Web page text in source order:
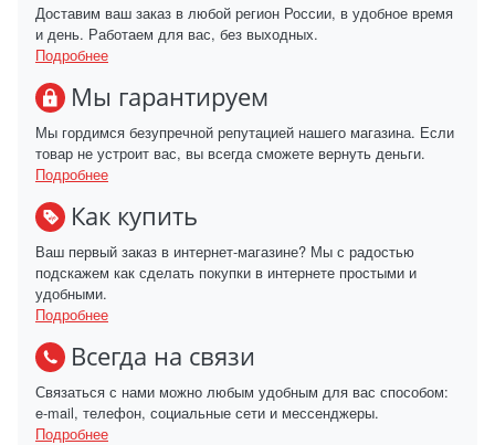
Доставим ваш заказ в любой регион России, в удобное время
и день. Работаем для вас, без выходных.
Подробнее
Мы гарантируем
Мы гордимся безупречной репутацией нашего магазина. Если
товар не устроит вас, вы всегда сможете вернуть деньги.
Подробнее
Как купить
Ваш первый заказ в интернет-магазине? Мы с радостью
подскажем как сделать покупки в интернете простыми и
удобными.
Подробнее
Всегда на связи
Связаться с нами можно любым удобным для вас способом:
e-mail, телефон, социальные сети и мессенджеры.
Подробнее